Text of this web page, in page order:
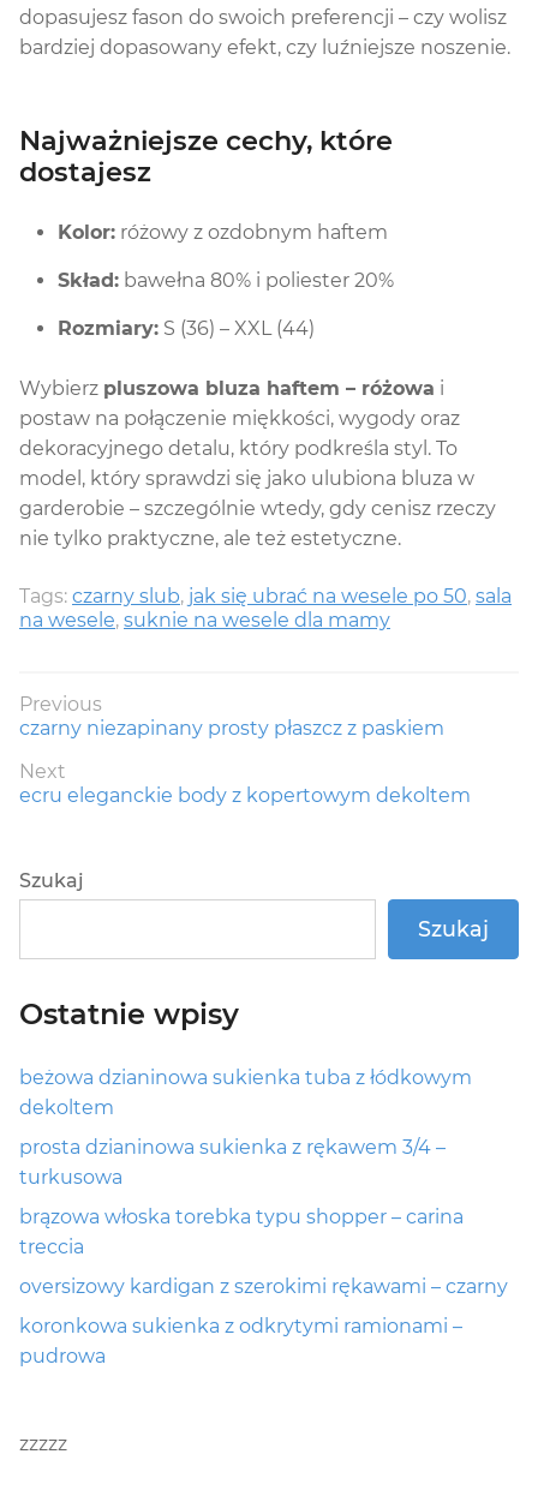
dopasujesz fason do swoich preferencji – czy wolisz
bardziej dopasowany efekt, czy luźniejsze noszenie.
Najważniejsze cechy, które
dostajesz
Kolor: różowy z ozdobnym haftem
Skład: bawełna 80% i poliester 20%
Rozmiary: S (36) – XXL (44)
Wybierz pluszowa bluza haftem – różowa i
postaw na połączenie miękkości, wygody oraz
dekoracyjnego detalu, który podkreśla styl. To
model, który sprawdzi się jako ulubiona bluza w
garderobie – szczególnie wtedy, gdy cenisz rzeczy
nie tylko praktyczne, ale też estetyczne.
Tags: czarny slub, jak się ubrać na wesele po 50, sala
na wesele, suknie na wesele dla mamy
Nawigacja
wpisu
Previous
Previous
czarny niezapinany prosty płaszcz z paskiem
Next
Next
ecru eleganckie body z kopertowym dekoltem
Szukaj
Szukaj
Ostatnie wpisy
beżowa dzianinowa sukienka tuba z łódkowym
dekoltem
prosta dzianinowa sukienka z rękawem 3/4 –
turkusowa
brązowa włoska torebka typu shopper – carina
treccia
oversizowy kardigan z szerokimi rękawami – czarny
koronkowa sukienka z odkrytymi ramionami –
pudrowa
zzzzz